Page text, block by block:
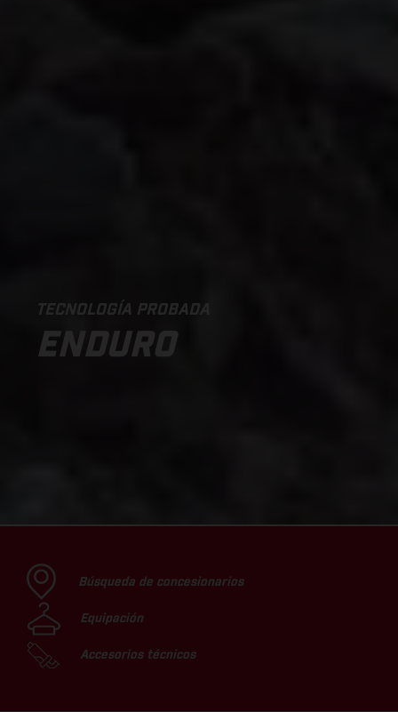
TECNOLOGÍA PROBADA
ENDURO
Búsqueda de concesionarios
Equipación
Accesorios técnicos